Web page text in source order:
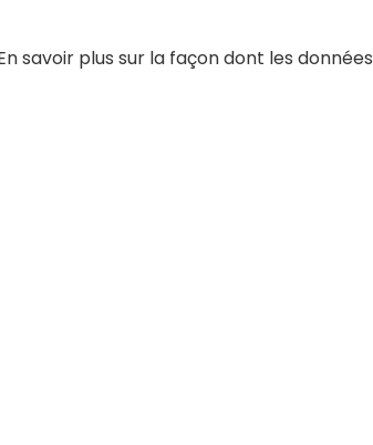
savoir plus sur la façon dont les données